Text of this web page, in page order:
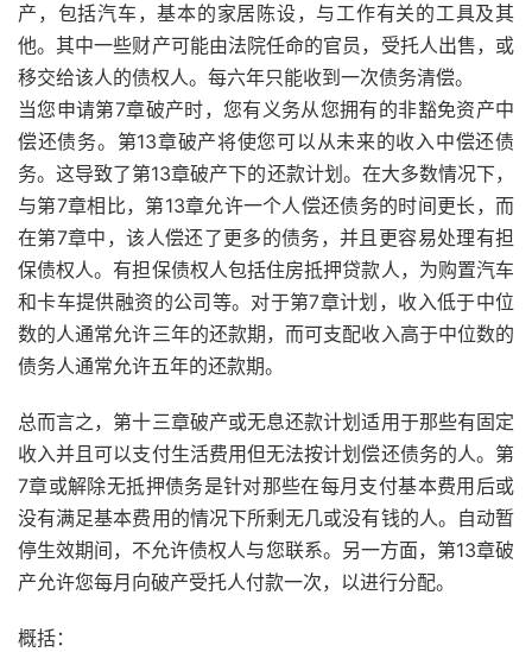
产，包括汽车，基本的家居陈设，与工作有关的工具及其
他。其中一些财产可能由法院任命的官员，受托人出售，或
移交给该人的债权人。每六年只能收到一次债务清偿。
当您申请第7章破产时，您有义务从您拥有的非豁免资产中
偿还债务。第13章破产将使您可以从未来的收入中偿还债
务。这导致了第13章破产下的还款计划。在大多数情况下，
与第7章相比，第13章允许一个人偿还债务的时间更长，而
在第7章中，该人偿还了更多的债务，并且更容易处理有担
保债权人。有担保债权人包括住房抵押贷款人，为购置汽车
和卡车提供融资的公司等。对于第7章计划，收入低于中位
数的人通常允许三年的还款期 ，而可支配收入高于中位数的
债务人通常允许五年的还款期。
总而言之，第十三章破产或无息还款计划适用于那些有固定
收入并且可以支付生活费用但无法按计划偿还债务的人。第
7章或解除无抵押债务是针对那些在每月支付基本费用后或
没有满足基本费用的情况下所剩无几或没有钱的人。自动暂
停生效期间，不允许债权人与您联系。另一方面，第13章破
产允许您每月向破产受托人付款一次，以进行分配。
概括：